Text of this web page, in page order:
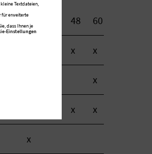
21 24 48 60
x x
x
x x
x
Textdateien,
für erweiterte
dass Ihnen je
Einstellungen